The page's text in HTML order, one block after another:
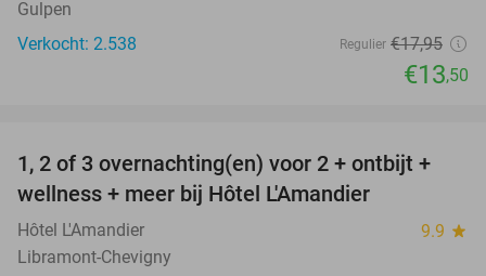
Gulpen
Verkocht: 2.538
Regulier €17,95
€13,50
32%
TODAY
1, 2 of 3 overnachting(en) voor 2 + ontbijt +
wellness + meer bij Hôtel L'Amandier
Hôtel L'Amandier 9.9 star
Libramont-Chevigny